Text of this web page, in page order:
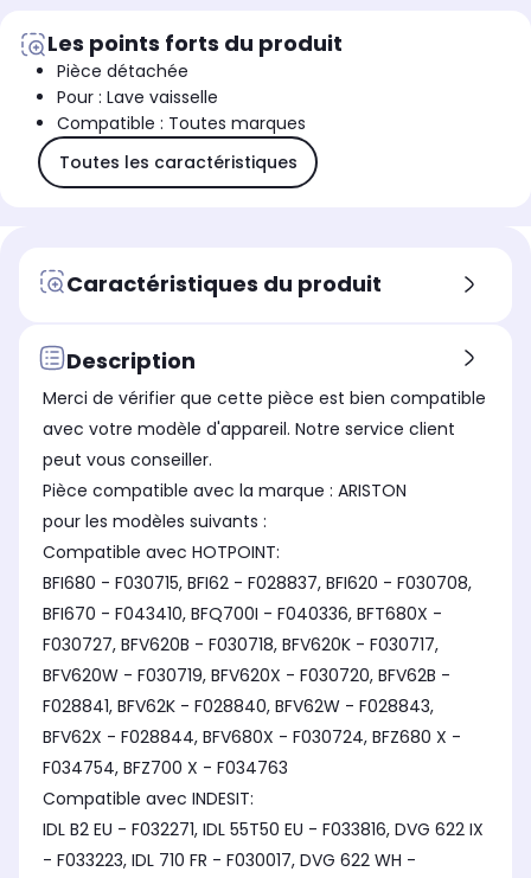
Les points forts du produit
Pièce détachée
Pour : Lave vaisselle
Compatible : Toutes marques
Toutes les caractéristiques
Caractéristiques du produit
Description
Merci de vérifier que cette pièce est bien compatible
avec votre modèle d'appareil. Notre service client
peut vous conseiller.
Pièce compatible avec la marque : ARISTON
pour les modèles suivants :
Compatible avec HOTPOINT:
BFI680 - F030715, BFI62 - F028837, BFI620 - F030708,
BFI670 - F043410, BFQ700I - F040336, BFT680X -
F030727, BFV620B - F030718, BFV620K - F030717,
BFV620W - F030719, BFV620X - F030720, BFV62B -
F028841, BFV62K - F028840, BFV62W - F028843,
BFV62X - F028844, BFV680X - F030724, BFZ680 X -
F034754, BFZ700 X - F034763
Compatible avec INDESIT:
IDL B2 EU - F032271, IDL 55T50 EU - F033816, DVG 622 IX
- F033223, IDL 710 FR - F030017, DVG 622 WH -